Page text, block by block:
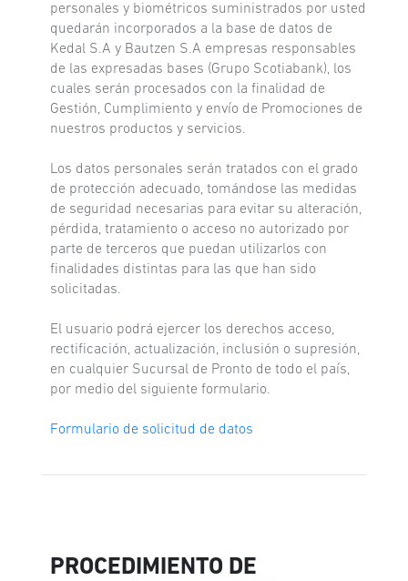
personales y biométricos suministrados por usted
quedarán incorporados a la base de datos de
Kedal S.A y Bautzen S.A empresas responsables
de las expresadas bases (Grupo Scotiabank), los
cuales serán procesados con la finalidad de
Gestión, Cumplimiento y envío de Promociones de
nuestros productos y servicios.
Los datos personales serán tratados con el grado
de protección adecuado, tomándose las medidas
de seguridad necesarias para evitar su alteración,
pérdida, tratamiento o acceso no autorizado por
parte de terceros que puedan utilizarlos con
finalidades distintas para las que han sido
solicitadas.
El usuario podrá ejercer los derechos acceso,
rectificación, actualización, inclusión o supresión,
en cualquier Sucursal de Pronto de todo el país,
por medio del siguiente formulario.
Formulario de solicitud de datos
PROCEDIMIENTO DE